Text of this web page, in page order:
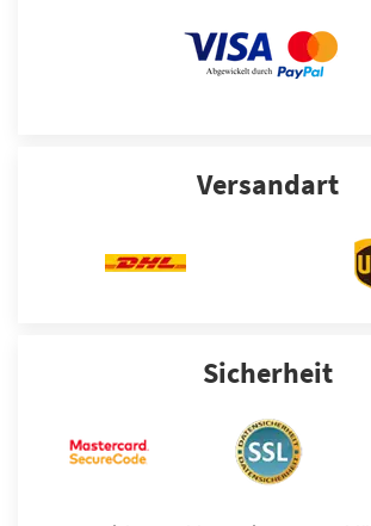
Versandart
Sicherheit